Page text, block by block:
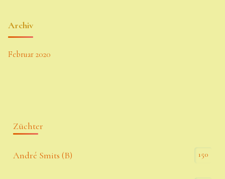
Archiv
Februar 2020
Züchter
André Smits (B) 150